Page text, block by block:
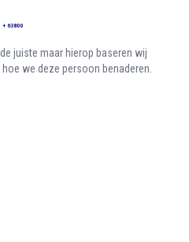
+ 63800
juiste maar hierop baseren wij
we deze persoon benaderen.